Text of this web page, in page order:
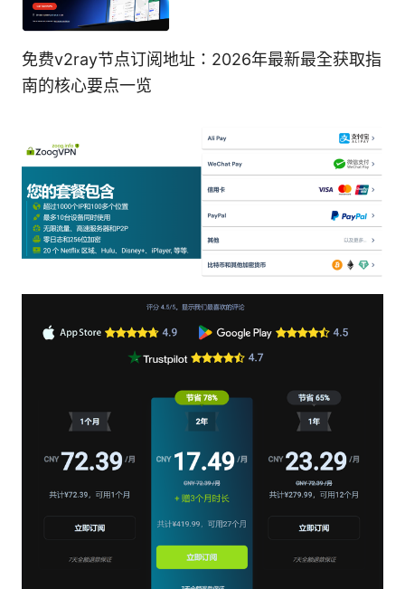
免费v2ray节点订阅地址：2026年最新最全获取指
南的核心要点一览